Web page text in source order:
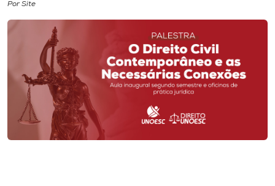
Diplomados
Cultura
CPA
Biblioteca
Por Site